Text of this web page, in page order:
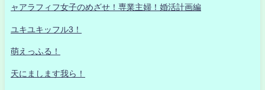
ャアラフィフ女子のめざせ！専業主婦！婚活計画編
ユキユキッフル3！
萌えっふる！
天にまします我ら！